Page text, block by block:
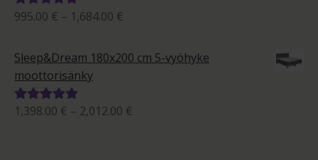
Arvostelu
995.00 € – 1,684.00 €
-
1,684.00 €
Sleep&Dream 180x200 cm 5-vyöhyke
moottorisänky
Arvostelu
1,398.00 € – 2,012.00 €